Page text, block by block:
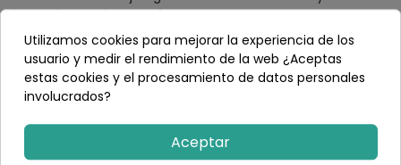
juego de encaje es perfecto paradesarrollar
habilidades fundamentalesmientras los niños se
divierten. Añádelo a tu carrito de compra y brinda a tus
hijos la oportunidad de crecer y aprender de manera
entretenida. 🚀🎉
Utilizamos cookies para mejorar la experiencia de los
usuario y medir el rendimiento de la web ¿Aceptas
estas cookies y el procesamiento de datos personales
involucrados?
Aceptar